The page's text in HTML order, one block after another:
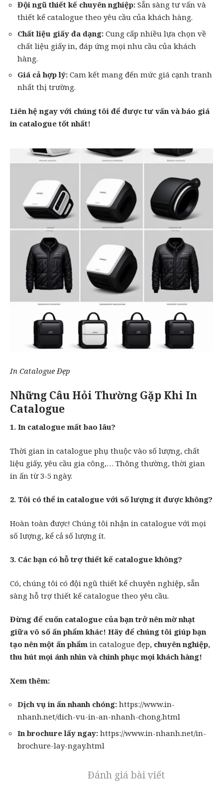
Đội ngũ thiết kế chuyên nghiệp: Sẵn sàng tư vấn và
thiết kế catalogue theo yêu cầu của khách hàng.
Chất liệu giấy đa dạng: Cung cấp nhiều lựa chọn về
chất liệu giấy in, đáp ứng mọi nhu cầu của khách
hàng.
Giá cả hợp lý: Cam kết mang đến mức giá cạnh tranh
nhất thị trường.
Liên hệ ngay với chúng tôi để được tư vấn và báo giá
in catalogue tốt nhất!
In Catalogue Đẹp
Những Câu Hỏi Thường Gặp Khi In
Catalogue
1. In catalogue mất bao lâu?
Thời gian in catalogue phụ thuộc vào số lượng, chất
liệu giấy, yêu cầu gia công,… Thông thường, thời gian
in ấn từ 3-5 ngày.
2. Tôi có thể in catalogue với số lượng ít được không?
Hoàn toàn được! Chúng tôi nhận in catalogue với mọi
số lượng, kể cả số lượng ít.
3. Các bạn có hỗ trợ thiết kế catalogue không?
Có, chúng tôi có đội ngũ thiết kế chuyên nghiệp, sẵn
sàng hỗ trợ thiết kế catalogue theo yêu cầu.
Đừng để cuốn catalogue của bạn trở nên mờ nhạt
giữa vô số ấn phẩm khác! Hãy để chúng tôi giúp bạn
tạo nên một ấn phẩm in catalogue đẹp, chuyên nghiệp,
thu hút mọi ánh nhìn và chinh phục mọi khách hàng!
Xem thêm:
Dịch vụ in ấnnhanh chóng: https://www.in-
nhanh.net/dich-vu-in-an-nhanh-chong.html
In brochurelấy ngay: https://www.in-nhanh.net/in-
brochure-lay-ngay.html
Đánh giá bài viết